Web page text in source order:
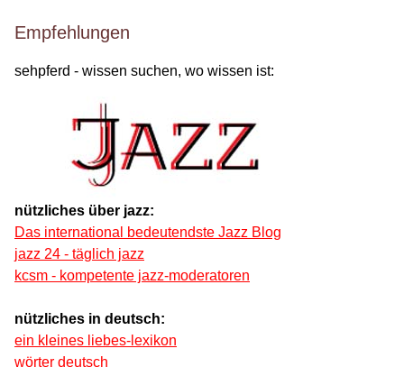
Empfehlungen
sehpferd - wissen suchen, wo wissen ist:
nützliches über jazz:
Das international bedeutendste Jazz Blog
jazz 24 - täglich jazz
kcsm - kompetente jazz-moderatoren
nützliches in deutsch:
ein kleines liebes-lexikon
wörter deutsch